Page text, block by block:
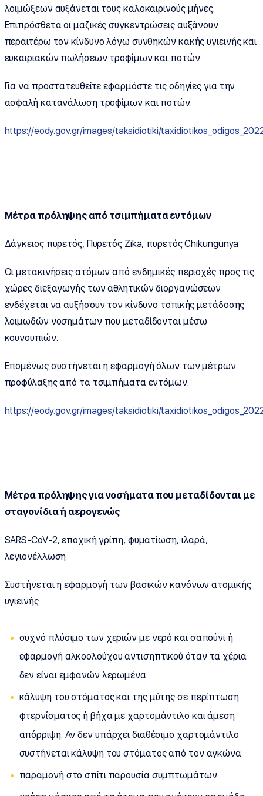
λοιμώξεων αυξάνεται τους καλοκαιρινούς μήνες.
Επιπρόσθετα οι μαζικές συγκεντρώσεις αυξάνουν
περαιτέρω τον κίνδυνο λόγω συνθηκών κακής υγιεινής και
ευκαιριακών πωλήσεων τροφίμων και ποτών.
Για να προστατευθείτε εφαρμόστε τις οδηγίες για την
ασφαλή κατανάλωση τροφίμων και ποτών.
https://eody.gov.gr/images/taksidiotiki/
Μέτρα πρόληψης από τσιμπήματα εντόμων
Δάγκειος πυρετός, Πυρετός Zika, πυρετός Chikungunya
Οι μετακινήσεις ατόμων από ενδημικές περιοχές προς τις
χώρες διεξαγωγής των αθλητικών διοργανώσεων
ενδέχεται να αυξήσουν τον κίνδυνο τοπικής μετάδοσης
λοιμωδών νοσημάτων που μεταδίδονται μέσω
κουνουπιών.
Επομένως συστήνεται η εφαρμογή όλων των μέτρων
προφύλαξης από τα τσιμπήματα εντόμων.
https://eody.gov.gr/images/taksidiotiki/
Μέτρα πρόληψης για νοσήματα που μεταδίδονται με
σταγονίδια ή αερογενώς
SARS-CoV-2, εποχική γρίπη, φυματίωση, ιλαρά,
λεγιονέλλωση
Συστήνεται η εφαρμογή των βασικών κανόνων ατομικής
υγιεινής
συχνό πλύσιμο των χεριών με νερό και σαπούνι ή
εφαρμογή αλκοολούχου αντισηπτικού όταν τα χέρια
δεν είναι εμφανών λερωμένα
κάλυψη του στόματος και της μύτης σε περίπτωση
φτερνίσματος ή βήχα με χαρτομάντιλο και άμεση
απόρριψη. Αν δεν υπάρχει διαθέσιμο χαρτομάντιλο
συστήνεται κάλυψη του στόματος από τον αγκώνα
παραμονή στο σπίτι παρουσία συμπτωμάτων